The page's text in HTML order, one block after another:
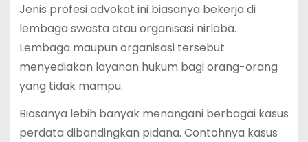
Jenis profesi advokat ini biasanya bekerja di
lembaga swasta atau organisasi nirlaba.
Lembaga maupun organisasi tersebut
menyediakan layanan hukum bagi orang-orang
yang tidak mampu.
Biasanya lebih banyak menangani berbagai kasus
perdata dibandingkan pidana. Contohnya kasus